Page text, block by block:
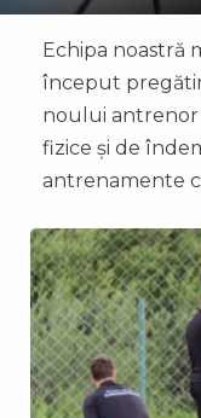
Echipa noastră
început
noului antrenor
fizice și de
antrenamente